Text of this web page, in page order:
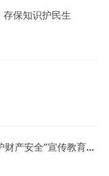
保知识护民生
民生银行威海分行开展“推广正规金融 守护财产安全”宣传教育活动